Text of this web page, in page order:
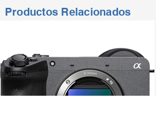
Productos Relacionados